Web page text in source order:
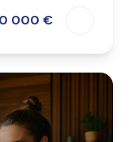
000 €